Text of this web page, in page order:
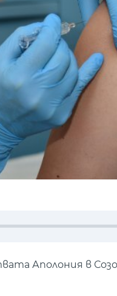
Аполония в